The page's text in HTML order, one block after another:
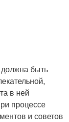
быть
в ней
процессе
и советов